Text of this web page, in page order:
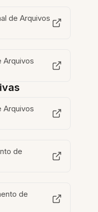
de Arquivos
Arquivos
Arquivos
de
de